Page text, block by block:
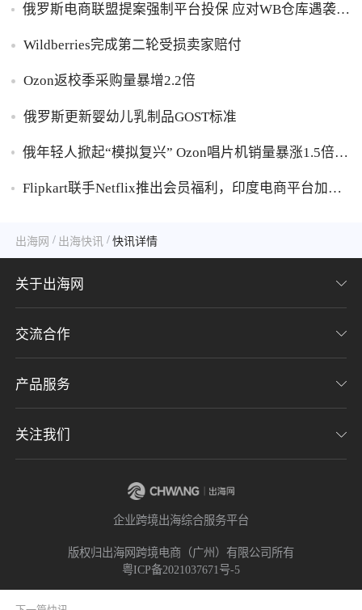
俄罗斯电商联盟提案强制平台投保 应对WB仓库遇袭卖
Wildberries完成第二轮受损卖家赔付
Ozon返校季采购量暴增2.2倍
俄罗斯更新婴幼儿乳制品GOST标准
俄年轻人掀起“模拟复兴” Ozon唱片机销量暴涨1.5倍黑
Flipkart联手Netflix推出会员福利，印度电商平台加码
出海网 / 出海快讯 / 快讯详情
关于出海网
关于我们
加入我们
隐私协议
交流合作
联系我们
意见反馈
产品服务
CHWE全球跨境电商展
关注我们
企业跨境出海综合服务平台
版权归出海网跨境电商（广州）有限公司所有
粤ICP备2021037671号-5